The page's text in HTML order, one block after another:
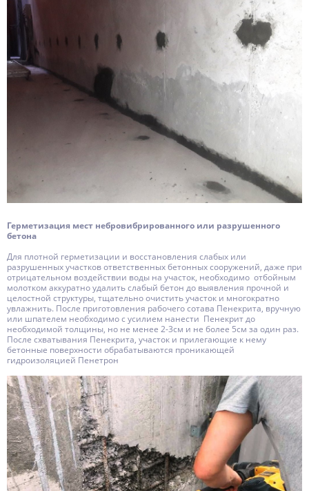
Герметизация мест небровибрированного или разрушенного
бетона
Для плотной герметизации и восстановления слабых или
разрушенных участков ответственных бетонных сооружений, даже при
отрицательном воздействии воды на участок, необходимо отбойным
молотком аккуратно удалить слабый бетон до выявления прочной и
целостной структуры, тщательно очистить участок и многократно
увлажнить. После приготовления рабочего сотава Пенекрита, вручную
или шпателем необходимо с усилием нанести Пенекрит до
необходимой толщины, но не менее 2-3см и не более 5см за один раз.
После схватывания Пенекрита, участок и прилегающие к нему
бетонные поверхности обрабатываются проникающей
гидроизоляцией Пенетрон